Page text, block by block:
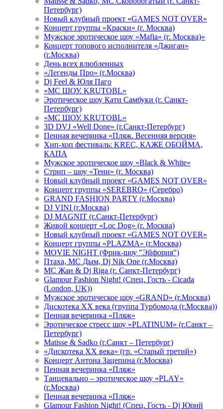
Петербург)
Новый клубный проект «GAMES NOT OVER»
Концерт группы «Краски» (г. Москва)
Мужское эротическое шоу «Mafia» (г. Москва)»
Концерт топового исполнителя «Джиган»
(г.Москва)
День всех влюбленных
«Легенды Про» (г.Москва)
Dj Feel & Юля Паго
«МС ШОУ. KRUTOBL»
Эротическое шоу Кати Самбуки (г. Санкт-
Петербург)
«МС ШОУ. KRUTOBL»
3D DVJ «Well Done» (г.Санкт-Петербург)
Пенная вечеринка «Пляж. Весенняя версия»
Хип-хоп фестиваль: KREC, КАЖЕ ОБОЙМА,
КАПА
Мужское эротическое шоу «Black & White»
Стрип – шоу «Тени» (г. Москва)
Новый клубный проект «GAMES NOT OVER»
Концерт группы «SEREBRO» (Серебро)
GRAND FASHION PARTY (г.Москва)
DJ VINI (г.Москва)
DJ MAGNIT (г.Санкт-Петербург)
Живой концерт «Loc Dog» (г. Москва)
Новый клубный проект «GAMES NOT OVER»
Концерт группы «PLAZMA» (г.Москва)
MOVIE NIGHT (Фрик-шоу "Эйфория")
Птаха, МС Дым, Dj Nik One (г.Москва)
МС Жан & Dj Riga (г. Санкт-Петербург)
Glamour Fashion Night! (Спец. Гость - Cicada
(London, UK))
Мужское эротическое шоу «GRAND» (г.Москва)
Дискотека XX века (группа Турбомода (г.Москва))
Пенная вечеринка «Пляж»
Эротическое стресс шоу «PLATINUM» (г.Санкт –
Петербург)
Matisse & Sadko (г.Санкт – Петербург)
«Дискотека ХХ века» (гр. «Старый третий»)
Концерт Антона Зацепина (г.Москва)
Пенная вечеринка «Пляж»
Танцевально – эротическое шоу «PLAY»
(г.Москва)
Пенная вечеринка «Пляж»
Glamour Fashion Night! (Спец. Гость - Dj Юрий